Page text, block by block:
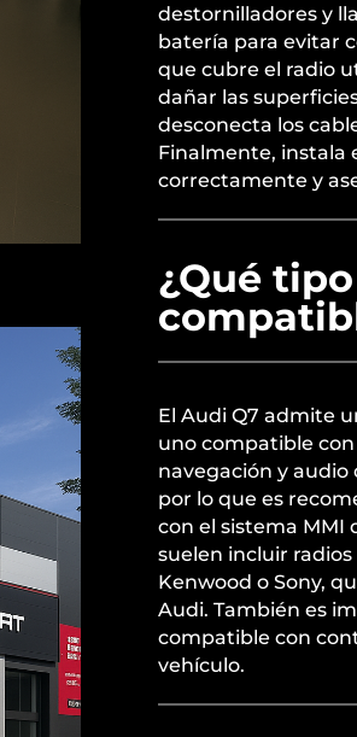
destornilladores y
batería para evitar
que cubre el radio
dañar las
desconecta los
Finalmente, instala
correctamente y
¿Qué
El Audi Q7 admite
uno compatible
navegación y audio
por lo que es
con el sistema MMI
suelen incluir
Kenwood o Sony,
Audi. También es
compatible con
vehículo.